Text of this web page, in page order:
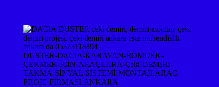
DUSTER-DACİA-KARAVAN-RÖMORK-
ÇEKMEK-İÇİN-ARAÇLARA-Çeki-DEMİRİ-
TAKMA-SİNYAL-SİSTEMİ-MONTAJI-ARAÇ-
PROJE-FİRMASI-ANKARA